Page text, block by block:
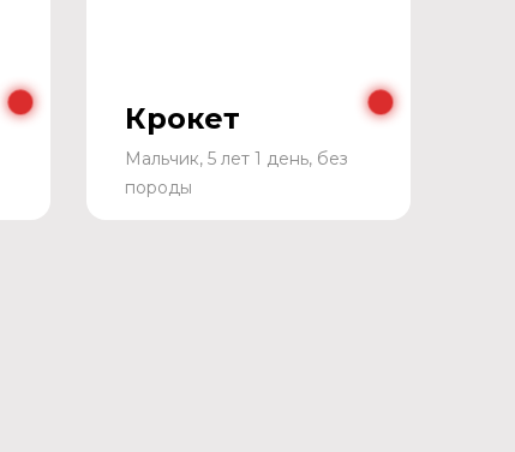
Крокет
Мальчик, 5 лет 1 день, без
породы